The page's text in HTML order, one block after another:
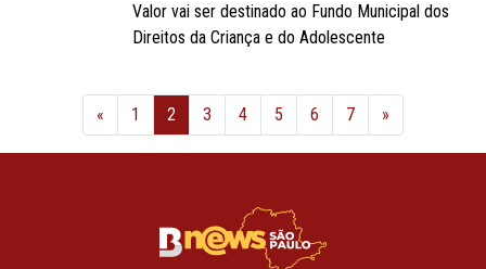
Valor vai ser destinado ao Fundo Municipal dos
Direitos da Criança e do Adolescente
« Anterior
1 2 3 4 5 6 7 »